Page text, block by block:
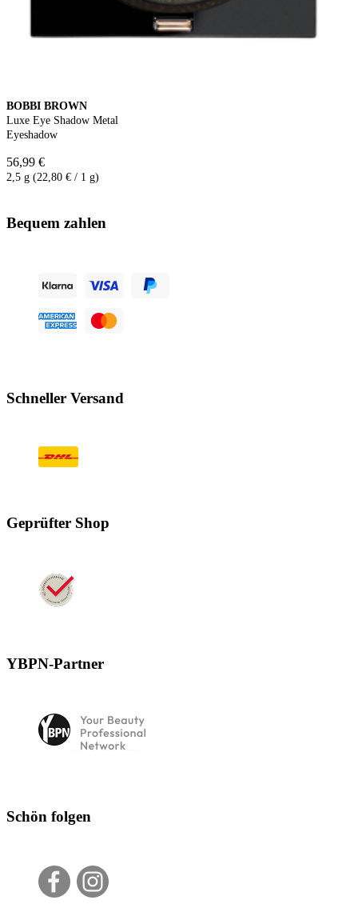
BOBBI BROWN
Luxe Eye Shadow Metal
Eyeshadow
56,99 €
2,5 g (22,80 € / 1 g)
Bequem zahlen
Schneller Versand
Geprüfter Shop
YBPN-Partner
Schön folgen